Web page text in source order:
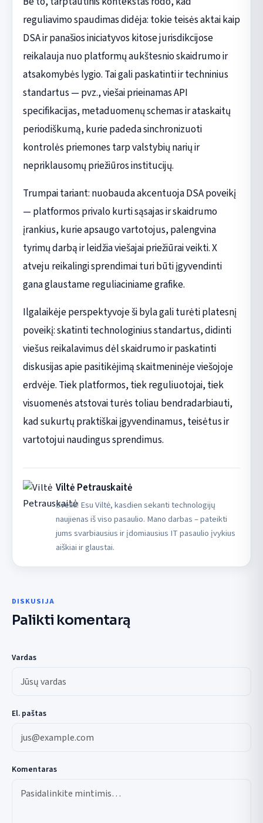
reguliavimo spaudimas didėja: tokie teisės aktai kaip
DSA ir panašios iniciatyvos kitose jurisdikcijose
reikalauja nuo platformų aukštesnio skaidrumo ir
atsakomybės lygio. Tai gali paskatinti ir techninius
standartus — pvz., viešai prieinamas API
specifikacijas, metaduomenų schemas ir ataskaitų
periodiškumą, kurie padeda sinchronizuoti
kontrolės priemones tarp valstybių narių ir
nepriklausomų priežiūros institucijų.
Trumpai tariant: nuobauda akcentuoja DSA poveikį
— platformos privalo kurti sąsajas ir skaidrumo
įrankius, kurie apsaugo vartotojus, palengvina
tyrimų darbą ir leidžia viešajai priežiūrai veikti. X
atveju reikalingi sprendimai turi būti įgyvendinti
gana glaustame reguliaciniame grafike.
Ilgalaikėje perspektyvoje ši byla gali turėti platesnį
poveikį: skatinti technologinius standartus, didinti
viešus reikalavimus dėl skaidrumo ir paskatinti
diskusijas apie pasitikėjimą skaitmeninėje viešojoje
erdvėje. Tiek platformos, tiek reguliuotojai, tiek
visuomenės atstovai turės toliau bendradarbiauti,
kad sukurtų praktiškai įgyvendinamus, teisėtus ir
vartotojui naudingus sprendimus.
Viltė Petrauskaitė
Sveiki! Esu Viltė, kasdien sekanti technologijų
naujienas iš viso pasaulio. Mano darbas – pateikti
jums svarbiausius ir įdomiausius IT pasaulio įvykius
aiškiai ir glaustai.
DISKUSIJA
Palikti komentarą
Vardas
El. paštas
Komentaras